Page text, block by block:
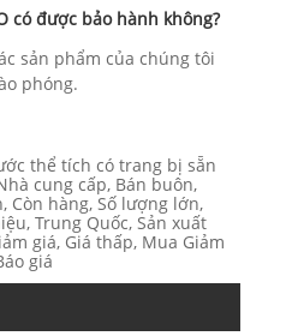
có được bảo hành không?
sản phẩm của chúng tôi
phóng.
thể tích có trang bị sẵn
cung cấp, Bán buôn,
Còn hàng, Số lượng lớn,
Trung Quốc, Sản xuất
giá, Giá thấp, Mua Giảm
giá